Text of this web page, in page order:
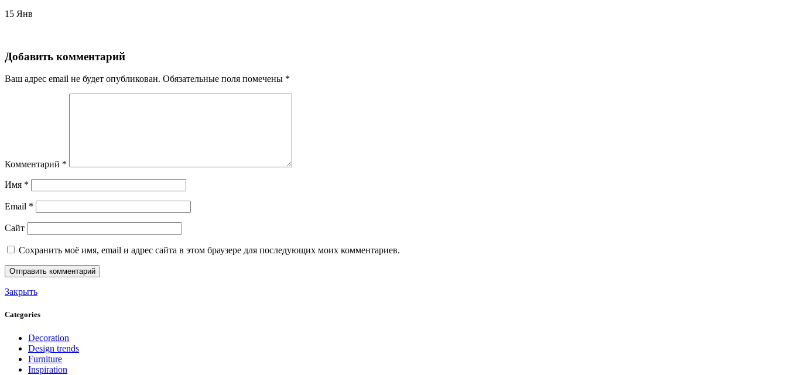
15 Янв
Добавить комментарий
Ваш адрес email не будет опубликован. Обязательные поля помечены *
Комментарий *
Имя *
Email *
Сайт
Сохранить моё имя, email и адрес сайта в этом браузере для последующих моих комментариев.
Закрыть
Categories
Decoration
Design trends
Furniture
Inspiration